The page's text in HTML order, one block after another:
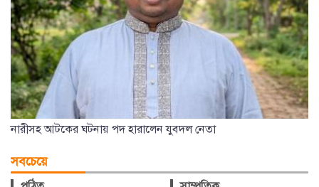
নারীসহ আটকের ঘটনায় পদ হারালেন যুবদল নেতা
সবচেয়ে